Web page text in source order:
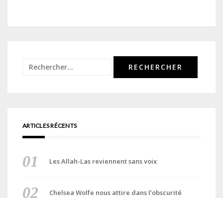
Rechercher :
ARTICLES RÉCENTS
Les Allah-Las reviennent sans voix
Chelsea Wolfe nous attire dans l’obscurité